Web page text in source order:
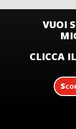
89,00 €.
VUOI
CLICCA